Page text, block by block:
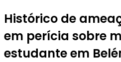
Histórico de
em perícia sobre
estudante em